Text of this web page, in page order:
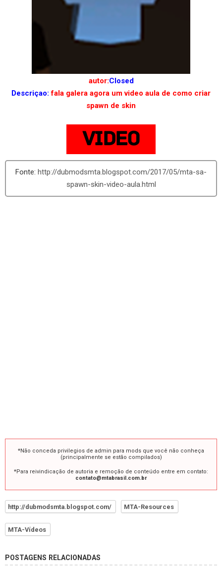
autor:Closed
Descriçao:fala galera agora um video aula de como criar
spawn de skin
http://dubmodsmta.blogspot.com/2017/05/mta-sa-
spawn-skin-video-aula.html
*Não conceda privilegios de admin para mods que você não conheça
(principalmente se estão compilados)
*Para reivindicação de autoria e remoção de conteúdo entre em contato:
contato@mtabrasil.com.br
http://dubmodsmta.blogspot.com/ MTA-Resources
MTA-Vídeos
POSTAGENS RELACIONADAS